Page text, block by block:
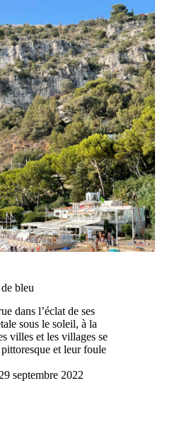
bleu
dans l’éclat de ses
sous le soleil, à la
villes et les villages se
et leur foule
29 septembre 2022